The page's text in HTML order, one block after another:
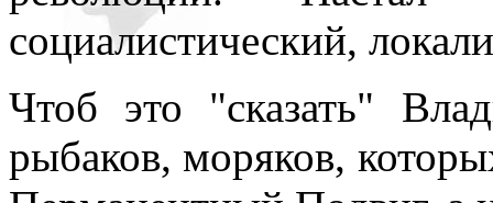
социалистический,
Чтоб это "сказать"
рыбаков, моряков,